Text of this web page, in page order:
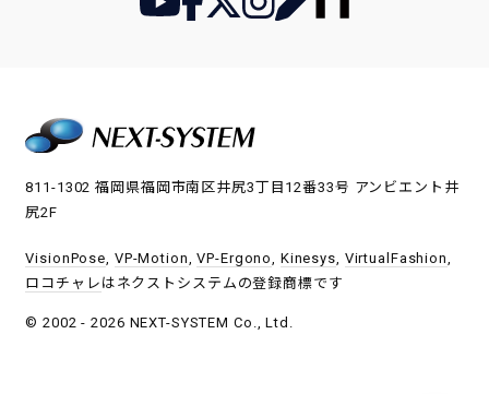
811-1302 福岡県福岡市南区井尻3丁目12番33号 アンビエント井
尻2F
VisionPose, VP-Motion,VP-Ergono, Kinesys, VirtualFashion,
ロコチャレ はネクストシステムの登録商標です
© 2002 - 2026 NEXT-SYSTEM Co., Ltd.